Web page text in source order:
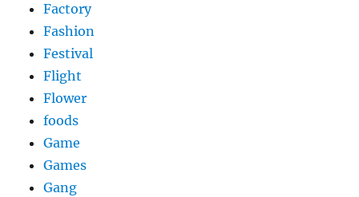
Factory
Fashion
Festival
Flight
Flower
foods
Game
Games
Gang